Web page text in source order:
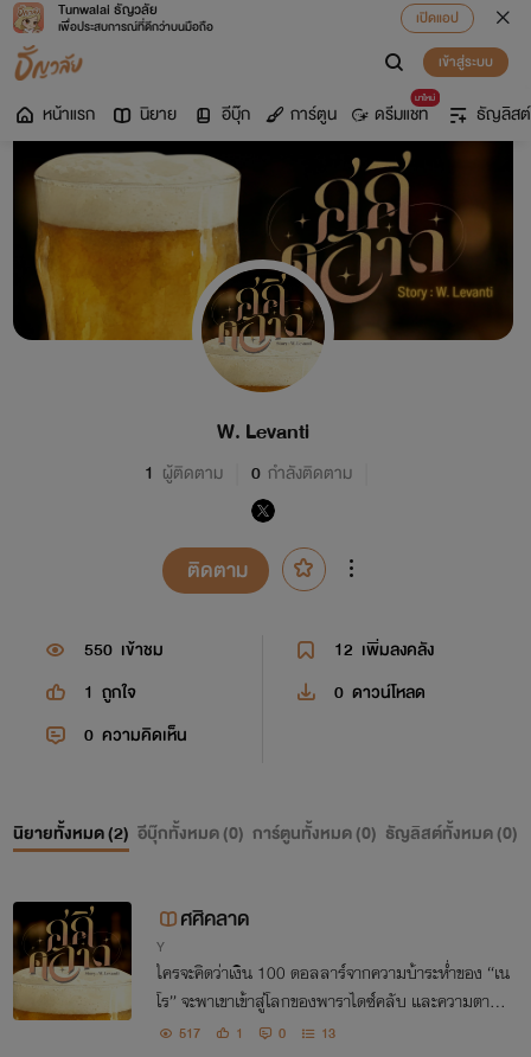
Tunwalai ธัญวลัย
เพื่อประสบการณ์ที่ดีกว่าบนมือถือ
เปิดแอป
เข้าสู่ระบบ
หน้าแรก นิยาย อีบุ๊ก การ์ตูน
มาใหม่
ดรีมแชท ธัญลิสต์
W. Levanti
1 ผู้ติดตาม 0 กำลังติดตาม
ติดตาม
550 เข้าชม 12 เพิ่มลงคลัง
1 ถูกใจ 0 ดาวน์โหลด
0 ความคิดเห็น
นิยายทั้งหมด (2) อีบุ๊กทั้งหมด (0) การ์ตูนทั้งหมด (0) ธัญลิสต์ทั้งหมด (0)
ศศิคลาด
Y
ใครจะคิดว่าเงิน 100 ดอลลาร์จากความบ้าระห่ำของ “เน
โร” จะพาเขาเข้าสู่โลกของพาราไดซ์คลับ และความตายข
องคนคนหนึ่ง จะกระชากทุกสิ่งที่ถูกซุกไว้ใต้พรมออกมา
517 1 0 13